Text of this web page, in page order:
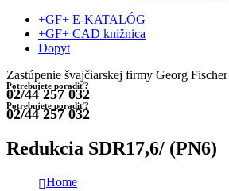
+GF+ E-KATALÓG
+GF+ CAD knižnica
Dopyt
Zastúpenie švajčiarskej firmy Georg
Potrebujete poradiť?
02/44 257 032
Potrebujete poradiť?
02/44 257 032
Redukcia SDR17,6/ (PN6)
Home